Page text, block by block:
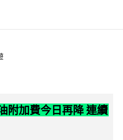
附加費今日再降 連續